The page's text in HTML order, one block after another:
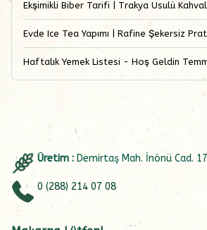
Ekşimikli Biber Tarifi | Trakya Usulü
Evde Ice Tea Yapımı | Rafine Şekersiz
Haftalık Yemek Listesi - Hoş Geldin
Üretim : Demirtaş Mah. İnönü Cad.
0 (288) 214 07 08